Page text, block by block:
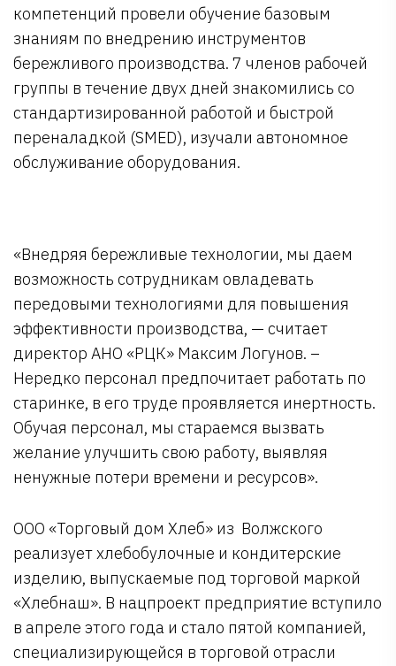
компетенций провели обучение базовым
знаниям по внедрению инструментов
бережливого производства. 7 членов рабочей
группы в течение двух дней знакомились со
стандартизированной работой и быстрой
переналадкой (SMED), изучали автономное
обслуживание оборудования.
«Внедряя бережливые технологии, мы даем
возможность сотрудникам овладевать
передовыми технологиями для повышения
эффективности производства, — считает
директор АНО «РЦК» Максим Логунов. –
Нередко персонал предпочитает работать по
старинке, в его труде проявляется инертность.
Обучая персонал, мы стараемся вызвать
желание улучшить свою работу, выявляя
ненужные потери времени и ресурсов».
ООО «Торговый дом Хлеб» из Волжского
реализует хлебобулочные и кондитерские
изделию, выпускаемые под торговой маркой
«Хлебнаш». В нацпроект предприятие вступило
в апреле этого года и стало пятой компанией,
специализирующейся в торговой отрасли